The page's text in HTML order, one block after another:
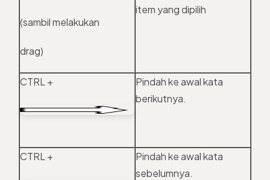
(sambil melakukan
drag)
item yang dipilih
CTRL +
Pindah ke awal kata
berikutnya.
CTRL +
Pindah ke awal kata
sebelumnya.